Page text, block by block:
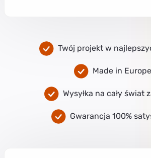
Twój projekt w
Made in Europe
Wysyłka na cały świat
Gwarancja 100%